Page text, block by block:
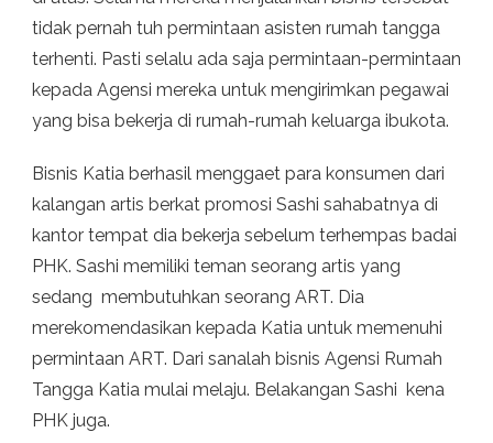
tidak pernah tuh permintaan asisten rumah tangga
terhenti. Pasti selalu ada saja permintaan-permintaan
kepada Agensi mereka untuk mengirimkan pegawai
yang bisa bekerja di rumah-rumah keluarga ibukota.
Bisnis Katia berhasil menggaet para konsumen dari
kalangan artis berkat promosi Sashi sahabatnya di
kantor tempat dia bekerja sebelum terhempas badai
PHK. Sashi memiliki teman seorang artis yang
sedang membutuhkan seorang ART. Dia
merekomendasikan kepada Katia untuk memenuhi
permintaan ART. Dari sanalah bisnis Agensi Rumah
Tangga Katia mulai melaju. Belakangan Sashi kena
PHK juga.